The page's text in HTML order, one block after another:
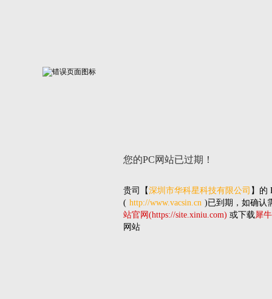
您的PC网站已过期！
贵司 【深圳市华科星科技有限公司 】的
( http://www.vacsin.cn )已到期，如确认
站官网(https://site.xiniu.com) 或下载犀
网站